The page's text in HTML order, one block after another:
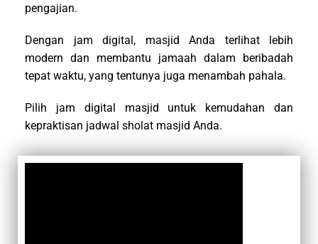
pengajian.
Dengan jam digital, masjid Anda terlihat lebih
modern dan membantu jamaah dalam beribadah
tepat waktu, yang tentunya juga menambah pahala.
Pilih jam digital masjid untuk kemudahan dan
kepraktisan jadwal sholat masjid Anda.